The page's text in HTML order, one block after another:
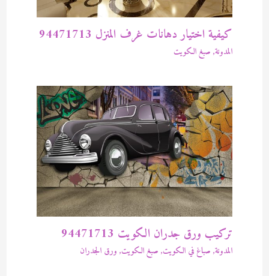
كيفية اختيار دهانات غرف المنزل 94471713
المدونة, صبغ الكويت
تركيب ورق جدران الكويت 94471713
المدونة, صباغ في الكويت, صبغ الكويت, ورق الجدران